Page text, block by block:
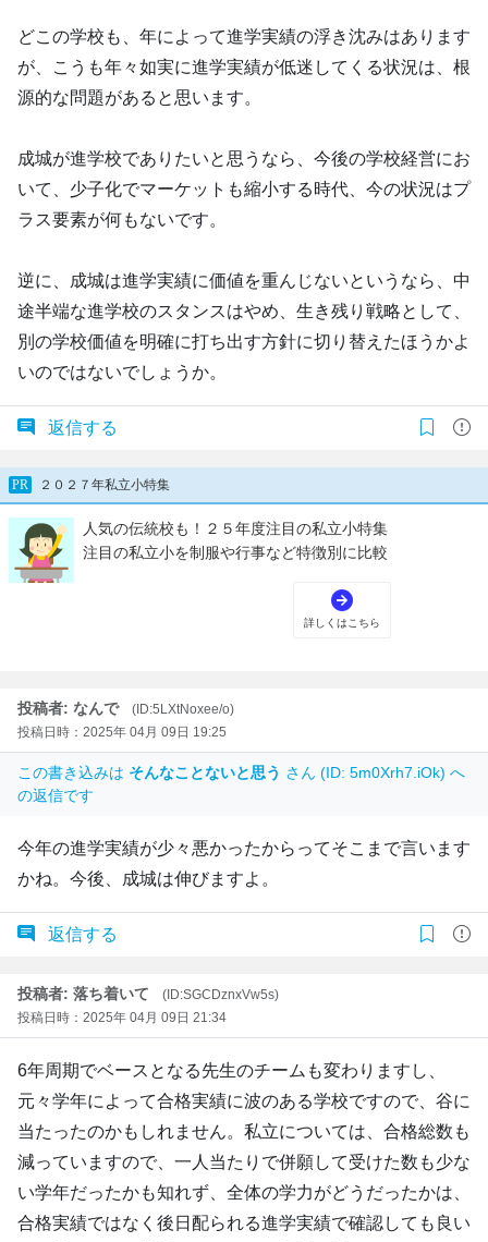
どこの学校も、年によって進学実績の浮き沈みはあります
が、こうも年々如実に進学実績が低迷してくる状況は、根
源的な問題があると思います。
成城が進学校でありたいと思うなら、今後の学校経営にお
いて、少子化でマーケットも縮小する時代、今の状況はプ
ラス要素が何もないです。
逆に、成城は進学実績に価値を重んじないというなら、中
途半端な進学校のスタンスはやめ、生き残り戦略として、
別の学校価値を明確に打ち出す方針に切り替えたほうかよ
いのではないでしょうか。
返信する
投稿者: なんで
(ID:5LXtNoxee/o)
投稿日時：2025年 04月 09日 19:25
この書き込みは そんなことないと思う さん (ID: 5m0Xrh7.iOk) へ
の返信です
今年の進学実績が少々悪かったからってそこまで言います
かね。今後、成城は伸びますよ。
返信する
投稿者: 落ち着いて
(ID:SGCDznxVw5s)
投稿日時：2025年 04月 09日 21:34
6年周期でベースとなる先生のチームも変わりますし、
元々学年によって合格実績に波のある学校ですので、谷に
当たったのかもしれません。私立については、合格総数も
減っていますので、一人当たりで併願して受けた数も少な
い学年だったかも知れず、全体の学力がどうだったかは、
合格実績ではなく後日配られる進学実績で確認しても良い